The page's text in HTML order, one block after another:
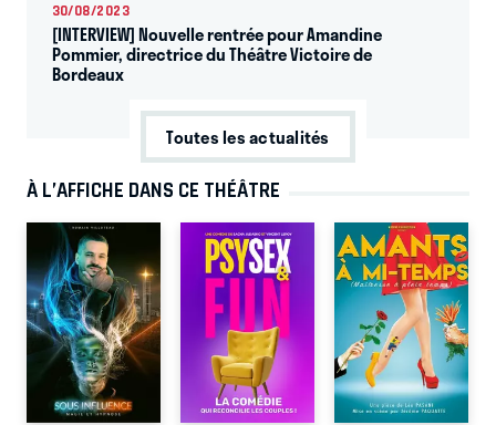
30/08/2023
[INTERVIEW] Nouvelle rentrée pour Amandine
Pommier, directrice du Théâtre Victoire de
Bordeaux
Toutes les actualités
À L’AFFICHE DANS CE THÉÂTRE